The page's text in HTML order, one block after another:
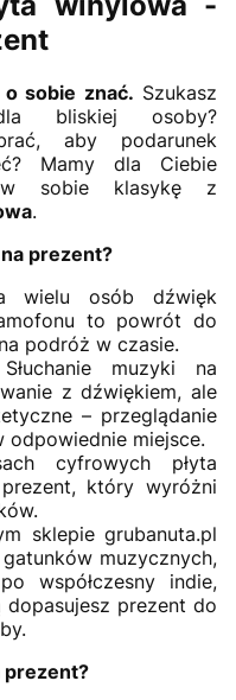
o sobie znać. Szukasz
bliskiej osoby?
aby podarunek
Mamy dla Ciebie
w sobie klasykę z
.
prezent?
wielu osób dźwięk
to powrót do
podróż w czasie.
muzyki na
z dźwiękiem, ale
– przeglądanie
odpowiednie miejsce.
cyfrowych płyta
który wyróżni
sklepie grubanuta.pl
muzycznych,
współczesny indie,
dopasujesz prezent do
prezent?